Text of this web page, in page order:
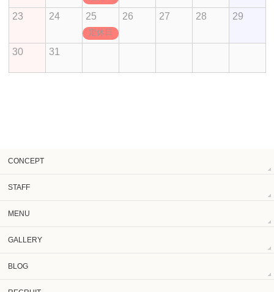
23 24 25
定休日
26 27 28 29
30 31
CONCEPT
STAFF
MENU
GALLERY
BLOG